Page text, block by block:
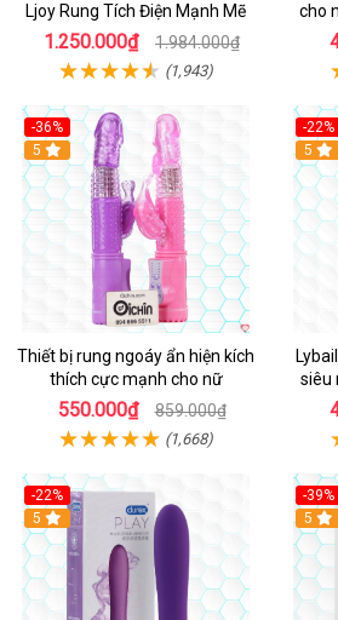
Ljoy Rung Tích Điện Mạnh Mẽ
1.250.000₫ 1.984.000₫
(1,943)
cho
-36%
Hot
5
Thiết bị rung ngoáy ẩn hiện kích
thích cực mạnh cho nữ
550.000₫ 859.000₫
(1,668)
-22%
Hot
5
siêu
-22%
Hot
5
-39%
Hot
5